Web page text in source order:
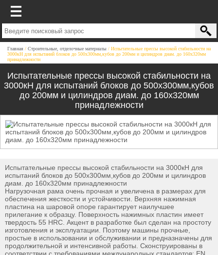
Главная Строительные, отделочные материалы
Испытательные прессы высокой стабильности на
3000кН для испытаний блоков до 500х300мм,кубов до 200мм и цилиндров диам. до 160х320мм
принадлежности
Испытательные прессы высокой стабильности на
3000кН для испытаний блоков до 500х300мм,кубов
до 200мм и цилиндров диам. до 160х320мм
принадлежности
Испытательные прессы высокой стабильности на 3000кН для
испытаний блоков до 500х300мм,кубов до 200мм и цилиндров
диам. до 160х320мм принадлежности
Нагрузочная рама очень прочная и увеличена в размерах для
обеспечения жесткости и устойчивости. Верхняя нажимная
пластина на шаровой опоре гарантирует наилучшее
прилегание к образцу. Поверхность нажимных пластин имеет
твердость 55 HRC. Акцент в разработке был сделан на простоту
изготовления и эксплуатации. Поэтому машины прочные,
простые в использовании и обслуживании и предназначены для
продолжительной и интенсивной работы. Сконструированы в